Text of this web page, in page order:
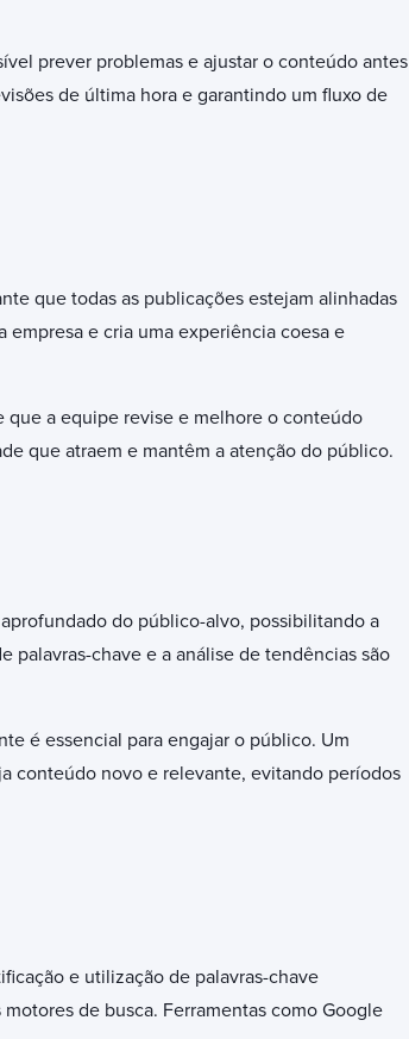
prever problemas e ajustar o conteúdo antes
de última hora e garantindo um fluxo de
que todas as publicações estejam alinhadas
empresa e cria uma experiência coesa e
que a equipe revise e melhore o conteúdo
que atraem e mantêm a atenção do público.
do público-alvo, possibilitando a
palavras-chave e a análise de tendências são
é essencial para engajar o público. Um
conteúdo novo e relevante, evitando períodos
e utilização de palavras-chave
de busca. Ferramentas como Google